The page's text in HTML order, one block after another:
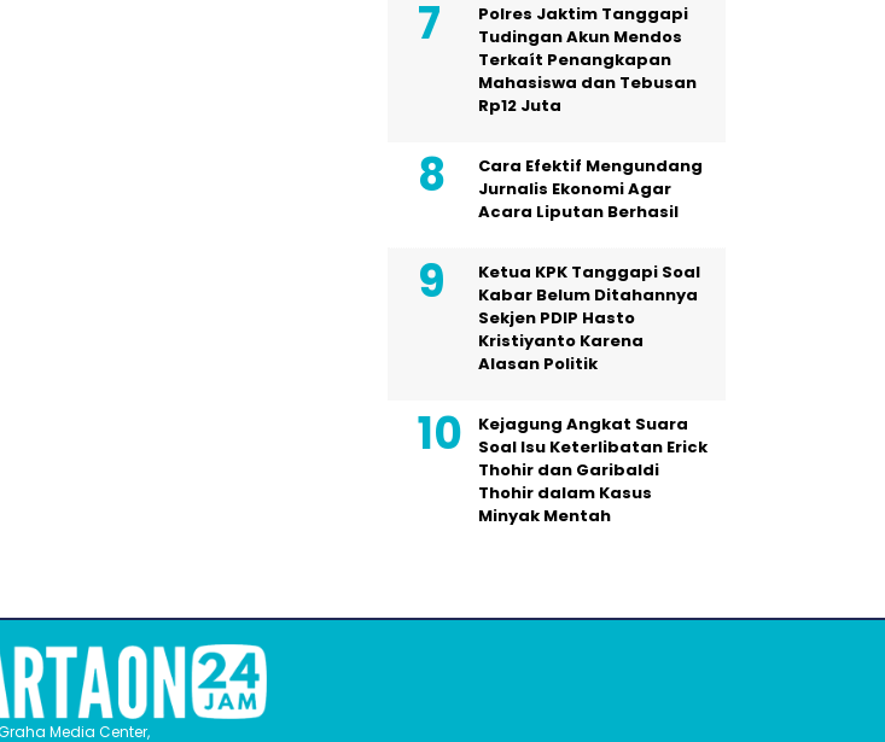
Polres Jaktim Tanggapi
Tudingan Akun Mendos
Terkaít Penangkapan
Mahasiswa dan Tebusan
Rp12 Juta
Cara Efektif Mengundang
Jurnalis Ekonomi Agar
Acara Liputan Berhasil
Ketua KPK Tanggapi Soal
Kabar Belum Ditahannya
Sekjen PDIP Hasto
Kristiyanto Karena
Alasan Politik
Kejagung Angkat Suara
Soal Isu Keterlibatan Erick
Thohir dan Garibaldi
Thohir dalam Kasus
Minyak Mentah
Media Center,